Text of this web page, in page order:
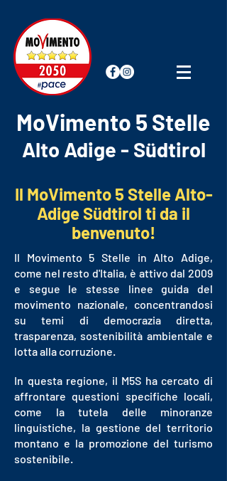
MoVimento 5 Stelle
Alto Adige - Südtirol
Il MoVimento 5 Stelle Alto-
Adige Südtirol ti da il
benvenuto!
Il Movimento 5 Stelle in Alto Adige,
come nel resto d'Italia, è attivo dal 2009
e segue le stesse linee guida del
movimento nazionale, concentrandosi
su temi di democrazia diretta,
trasparenza, sostenibilità ambientale e
lotta alla corruzione.
In questa regione, il M5S ha cercato di
affrontare questioni specifiche locali,
come la tutela delle minoranze
linguistiche, la gestione del territorio
montano e la promozione del turismo
sostenibile.